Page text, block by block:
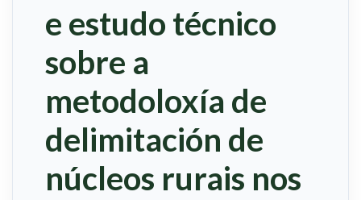
e estudo técnico
sobre a
metodoloxía de
delimitación de
núcleos rurais nos